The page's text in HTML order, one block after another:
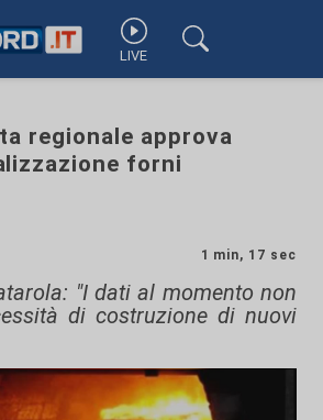
LIVE
regionale approva
forni
1 min, 17 sec
"I dati al momento non
di costruzione di nuovi